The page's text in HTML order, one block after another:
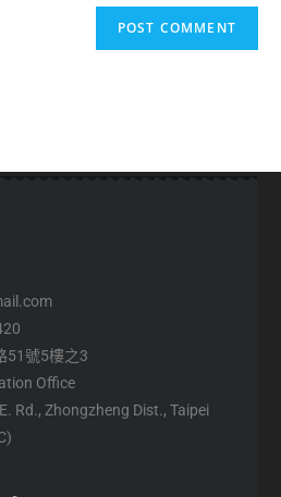
51號5樓之3
Office
Rd., Zhongzheng Dist., Taipei